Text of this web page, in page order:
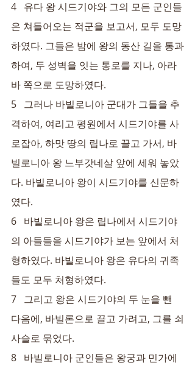
4   유다 왕 시드기야와 그의 모든 군인들
은 쳐들어오는 적군을 보고서, 모두 도망
하였다. 그들은 밤에 왕의 동산 길을 통과
하여, 두 성벽을 잇는 통로를 지나, 아라
바 쪽으로 도망하였다.
5   그러나 바빌로니아 군대가 그들을 추
격하여, 여리고 평원에서 시드기야를 사
로잡아, 하맛 땅의 립나로 끌고 가서, 바
빌로니아 왕 느부갓네살 앞에 세워 놓았
다. 바빌로니아 왕이 시드기야를 신문하
였다.
6   바빌로니아 왕은 립나에서 시드기야
의 아들들을 시드기야가 보는 앞에서 처
형하였다. 바빌로니아 왕은 유다의 귀족
들도 모두 처형하였다.
7   그리고 왕은 시드기야의 두 눈을 뺀
다음에, 바빌론으로 끌고 가려고, 그를 쇠
사슬로 묶었다.
8   바빌로니아 군인들은 왕궁과 민가에